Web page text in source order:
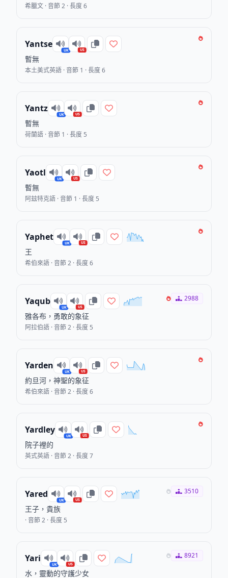
希臘文 · 音節 2 · 長度 6
Yantse
UK US
暫無
本土美式英語 · 音節 1 · 長度 6
Yantz
UK US
暫無
荷蘭語 · 音節 1 · 長度 5
Yaotl
UK US
暫無
阿玆特克語 · 音節 1 · 長度 5
Yaphet
UK US
王
希伯來語 · 音節 2 · 長度 6
Yaqub
UK US
雅各布，勇敢的象征
阿拉伯語 · 音節 2 · 長度 5
2988
Yarden
UK US
約旦河，神聖的象征
希伯來語 · 音節 2 · 長度 6
Yardley
UK US
院子裡的
英式英語 · 音節 2 · 長度 7
Yared
UK US
王子，貴族
· 音節 2 · 長度 5
3510
Yari
UK US
水，靈動的守護少女
8921